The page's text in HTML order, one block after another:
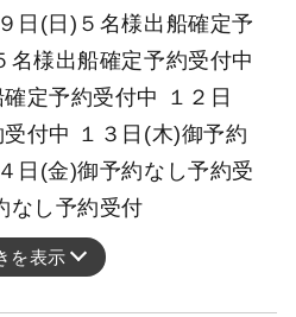
日(日)５名様出船確定予
名様出船確定予約受付中
定予約受付中 １２日
付中 １３日(木)御予約
日(金)御予約なし予約受
なし予約受付
を表示